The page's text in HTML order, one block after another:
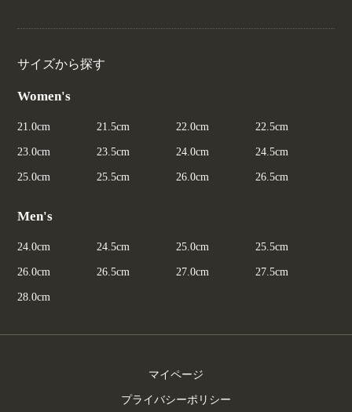
サイズから探す
Women's
21.0cm 21.5cm 22.0cm 22.5cm
23.0cm 23.5cm 24.0cm 24.5cm
25.0cm 25.5cm 26.0cm 26.5cm
Men's
24.0cm 24.5cm 25.0cm 25.5cm
26.0cm 26.5cm 27.0cm 27.5cm
28.0cm
マイページ
プライバシーポリシー